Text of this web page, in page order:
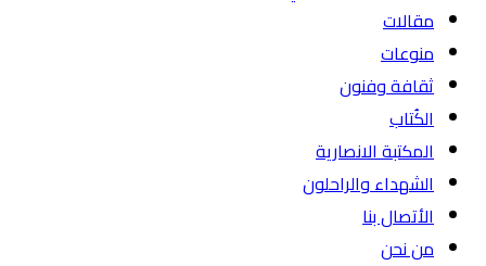
مقالات
منوعات
ثقافة وفنون
الكُتاب
المكتبة الانصارية
الشهداء والراحلون
الأتصال بنا
من نحن